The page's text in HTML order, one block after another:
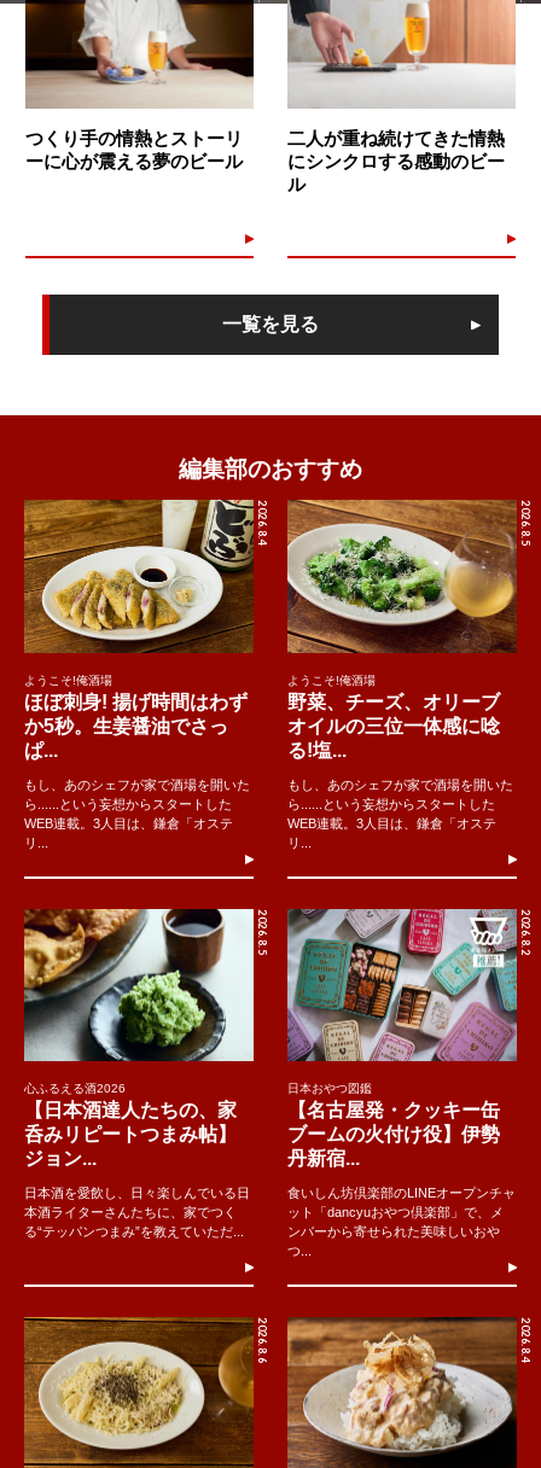
つくり手の情熱とストーリ
ーに心が震える夢のビール
二人が重ね続けてきた情熱
にシンクロする感動のビー
ル
一覧を見る
編集部のおすすめ
2026.8.4
ようこそ!俺酒場
ほぼ刺身! 揚げ時間はわず
か5秒。生姜醤油でさっ
ぱ...
もし、あのシェフが家で酒場を開いた
ら......という妄想からスタートした
WEB連載。3人目は、鎌倉「オステ
リ...
2026.8.5
ようこそ!俺酒場
野菜、チーズ、オリーブ
オイルの三位一体感に唸
る!塩...
もし、あのシェフが家で酒場を開いた
ら......という妄想からスタートした
WEB連載。3人目は、鎌倉「オステ
リ...
2026.8.5
心ふるえる酒2026
【日本酒達人たちの、家
呑みリピートつまみ帖】
ジョン...
日本酒を愛飲し、日々楽しんでいる日
本酒ライターさんたちに、家でつく
る“テッパンつまみ”を教えていただ...
2026.8.2
日本おやつ図鑑
【名古屋発・クッキー缶
ブームの火付け役】伊勢
丹新宿...
食いしん坊倶楽部のLINEオープンチャ
ット「dancyuおやつ倶楽部」で、メ
ンバーから寄せられた美味しいおや
つ...
2026.8.6 2026.8.4